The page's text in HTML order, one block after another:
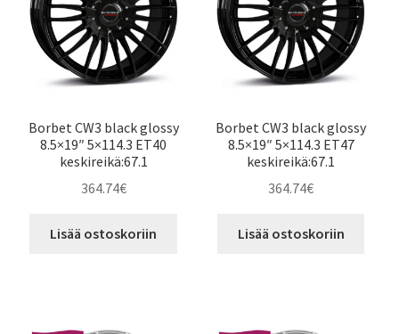
Borbet CW3 black glossy
8.5×19″ 5×114.3 ET40
keskireikä:67.1
364.74€
Lisää ostoskoriin
Borbet CW3 black glossy
8.5×19″ 5×114.3 ET47
keskireikä:67.1
364.74€
Lisää ostoskoriin